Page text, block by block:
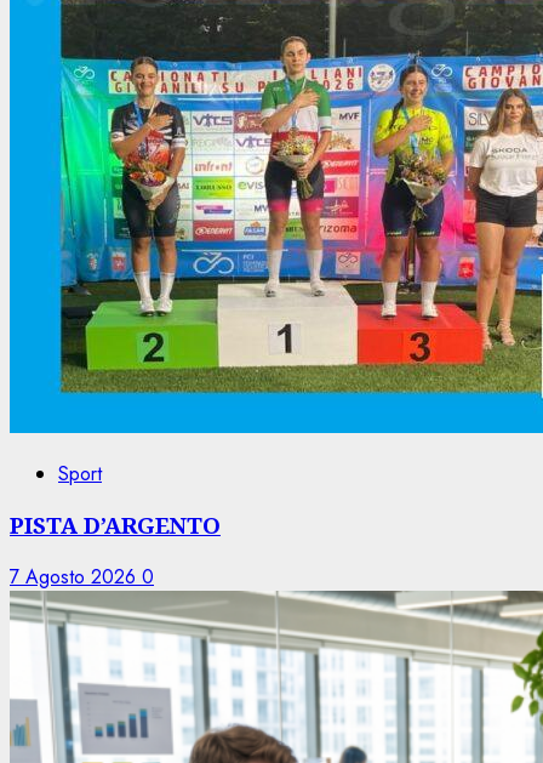
Sport
PISTA D’ARGENTO
7 Agosto 2026 0